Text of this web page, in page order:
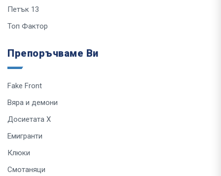
Петък 13
Топ Фактор
Препоръчваме Ви
Fake Front
Вяра и демони
Досиетата Х
Емигранти
Клюки
Смотаняци